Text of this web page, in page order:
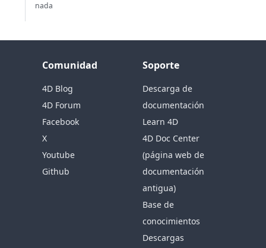
nada
Comunidad
4D Blog
4D Forum
Facebook
X
Youtube
Github
Soporte
Descarga de
documentación
Learn 4D
4D Doc Center
(página web de
documentación
antigua)
Base de
conocimientos
Descargas